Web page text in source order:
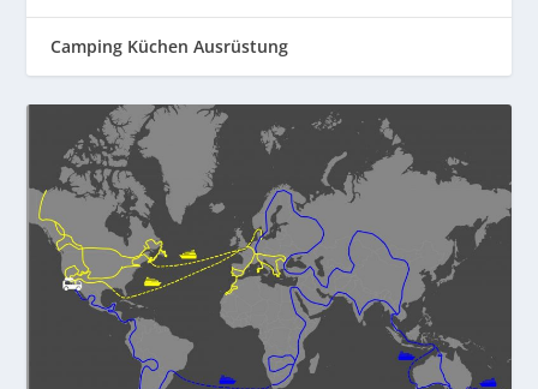
Camping Küchen Ausrüstung